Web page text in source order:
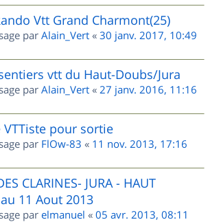
Vtt Grand Charmont(25)
par Alain_Vert « 30 janv. 2017, 10:49
vtt du Haut-Doubs/Jura
par Alain_Vert « 27 janv. 2016, 11:16
VTTiste pour sortie
par FlOw-83 « 11 nov. 2013, 17:16
CLARINES- JURA - HAUT
11 Aout 2013
par elmanuel « 05 avr. 2013, 08:11